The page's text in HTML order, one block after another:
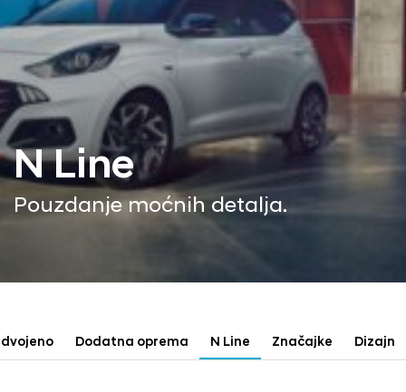
N Line
Pouzdanje moćnih detalja.
Dodatna oprema N Line Značajke Dizajn